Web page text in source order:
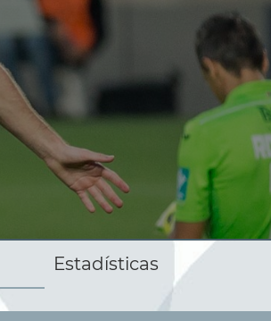
Estadísticas